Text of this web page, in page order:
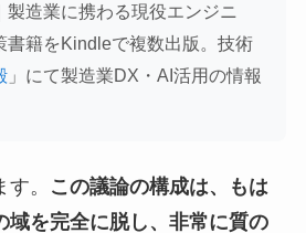
製造業に携わる現役エンジニ
書籍をKindleで複数出版。技術
」にて製造業DX・AI活用の情報
。
この議論の構成は、もは
域を完全に脱し、非常に質の